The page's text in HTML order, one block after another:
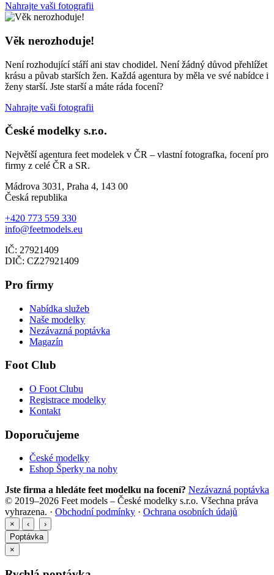
Nahrajte vaši fotografii
Věk nerozhoduje!
Není rozhodující stáří ani stav chodidel. Není žádný důvod přehlížet
krásu a půvab starších žen. Každá agentura by měla ve své nabídce i
ženy starší. Jste starší a máte ráda focení?
Nahrajte vaši fotografii
České modelky s.r.o.
Největší agentura feet modelek v ČR – vlastní fotografka, focení pro
firmy z celé ČR a SR.
Mádrova 3031, Praha 4, 143 00
Česká republika
+420 773 559 330
info@feetmodels.eu
IČ: 27921409
DIČ: CZ27921409
Pro firmy
Nabídka služeb
Naše modelky
Nezávazná poptávka
Magazín
Foot Club
O Foot Clubu
Registrace modelky
Kontakt
Doporučujeme
České modelky
Eshop Šperky na nohy
Jste firma a hledáte feet modelku na focení? Nezávazná poptávka
© 2019–2026 Feet models – České modelky s.r.o. Všechna práva
vyhrazena. · Obchodní podmínky · Ochrana osobních údajů
× ‹
›
Poptávka
×